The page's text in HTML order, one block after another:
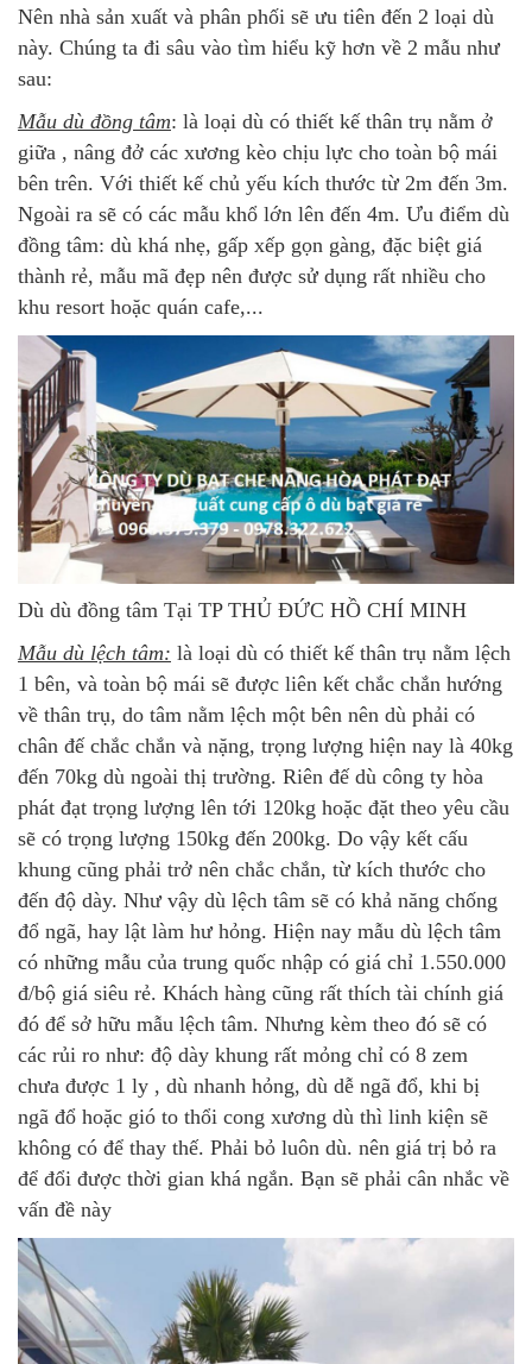
Nên nhà sản xuất và phân phối sẽ ưu tiên đến 2 loại dù
này. Chúng ta đi sâu vào tìm hiểu kỹ hơn về 2 mẫu như
sau:
Mẫu dù đồng tâm: là loại dù có thiết kế thân trụ nằm ở
giữa , nâng đở các xương kèo chịu lực cho toàn bộ mái
bên trên. Với thiết kế chủ yếu kích thước từ 2m đến 3m.
Ngoài ra sẽ có các mẫu khổ lớn lên đến 4m. Ưu điểm dù
đồng tâm: dù khá nhẹ, gấp xếp gọn gàng, đặc biệt giá
thành rẻ, mẫu mã đẹp nên được sử dụng rất nhiều cho
khu resort hoặc quán cafe,...
Dù dù đồng tâm Tại TP THỦ ĐỨC HỒ CHÍ MINH
Mẫu dù lệch tâm: là loại dù có thiết kế thân trụ nằm lệch
1 bên, và toàn bộ mái sẽ được liên kết chắc chắn hướng
về thân trụ, do tâm nằm lệch một bên nên dù phải có
chân đế chắc chắn và nặng, trọng lượng hiện nay là 40kg
đến 70kg dù ngoài thị trường. Riên đế dù công ty hòa
phát đạt trọng lượng lên tới 120kg hoặc đặt theo yêu cầu
sẽ có trọng lượng 150kg đến 200kg. Do vậy kết cấu
khung cũng phải trở nên chắc chắn, từ kích thước cho
đến độ dày. Như vậy dù lệch tâm sẽ có khả năng chống
đổ ngã, hay lật làm hư hỏng. Hiện nay mẫu dù lệch tâm
có những mẫu của trung quốc nhập có giá chỉ 1.550.000
đ/bộ giá siêu rẻ. Khách hàng cũng rất thích tài chính giá
đó để sở hữu mẫu lệch tâm. Nhưng kèm theo đó sẽ có
các rủi ro như: độ dày khung rất mỏng chỉ có 8 zem
chưa được 1 ly , dù nhanh hỏng, dù dễ ngã đổ, khi bị
ngã đổ hoặc gió to thổi cong xương dù thì linh kiện sẽ
không có để thay thế. Phải bỏ luôn dù. nên giá trị bỏ ra
để đổi được thời gian khá ngắn. Bạn sẽ phải cân nhắc về
vấn đề này